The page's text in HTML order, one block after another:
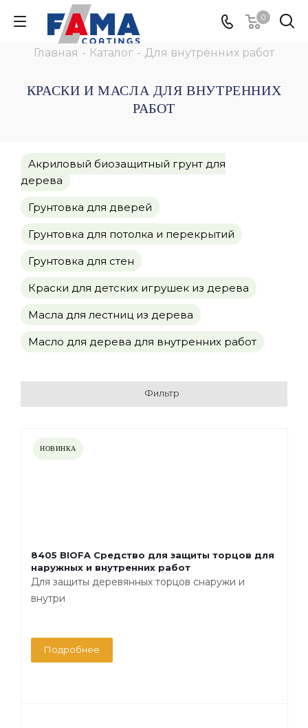
0
Главная - Каталог - Для внутренних работ
КРАСКИ И МАСЛА ДЛЯ ВНУТРЕННИХ
РАБОТ
Акриловый биозащитный грунт для
дерева
Грунтовка для дверей
Грунтовка для потолка и перекрытий
Грунтовка для стен
Краски для детских игрушек из дерева
Масла для лестниц из дерева
Масло для дерева для внутренних работ
Фильтр
НОВИНКА
8405 BIOFA Средство для защиты торцов для
наружных и внутренних работ
Для защиты деревянных торцов снаружи и
внутри
Подробнее